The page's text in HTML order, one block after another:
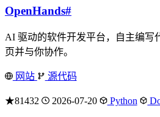
OpenHands#
AI 驱动的软件开发平台，自主编写
页并与你协作。
网站 源代码
★81432 2026-07-20 Python